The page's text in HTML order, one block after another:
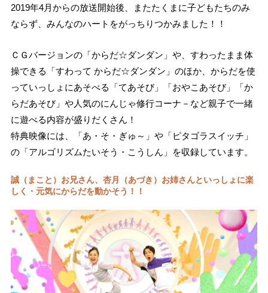
2019年4月からの放送開始後、またたくまに子どもたちのみ
ならず、みんなのハートをがっちりつかみました！！
ＣＧバージョンの「からだ☆ダンダン」や、すわったまま体
操できる「すわって からだ☆ダンダン」のほか、からだを使
っていっしょにあそべる「てあそび」「おやこあそび」「か
らだあそび」や人気のにんじゃ修行コーナ－など親子で一緒
に遊べる内容が盛りだくさん！
特典映像には、「あ・そ・ぎゅ～」や「ピタゴラスイッチ」
の「アルゴリズムたいそう・こうしん」を収録しています。
誠（まこと）お兄さん、杏月（あづき）お姉さんといっしょに楽
しく・元気にからだを動かそう！！